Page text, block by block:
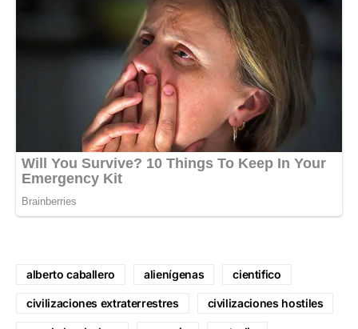
alberto caballero alienígenas cientifico
civilizaciones extraterrestres civilizaciones hostiles